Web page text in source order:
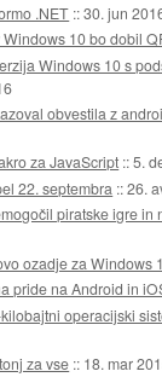
.NET ::30. jun
Windows 10 bo dobil
Windows 10 s
obvestila z
za JavaScript ::5.
22. septembra ::26.
piratske igre in
ozadje za Windows
pride na Android in
operacijski
za vse :: 18. mar